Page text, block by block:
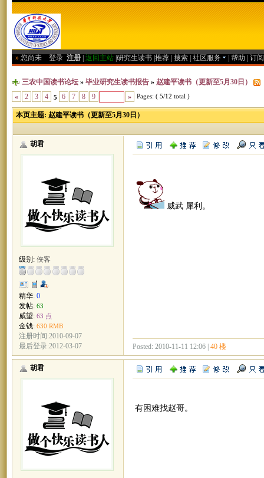
» 您尚未 登录 注册 返回主站 研究生读书 推荐 搜索 社区服务 帮助 订
三农中国读书论坛 » 毕业研究生读书报告 » 赵建平读书（更新至5月30日）
«
2 3 4 5 6 7 8 9 » Pages: ( 5/12 total )
本页主题: 赵建平读书（更新至5月30日）
胡君
级别: 侠客
精华: 0
发帖: 63
威望: 63 点
金钱: 630 RMB
注册时间:2010-09-07
最后登录:2012-03-07
威武 犀利。
Posted: 2010-11-11 12:06 | 40 楼
胡君
有困难找赵哥。